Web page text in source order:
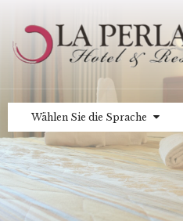
Wählen Sie die Sprache